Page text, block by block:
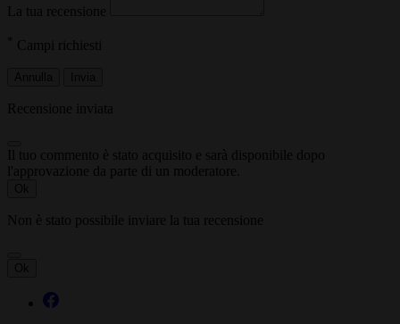
La tua recensione
Campi richiesti
Recensione inviata
Il tuo commento è stato acquisito e sarà disponibile dopo
l'approvazione da parte di un moderatore.
Non è stato possibile inviare la tua recensione